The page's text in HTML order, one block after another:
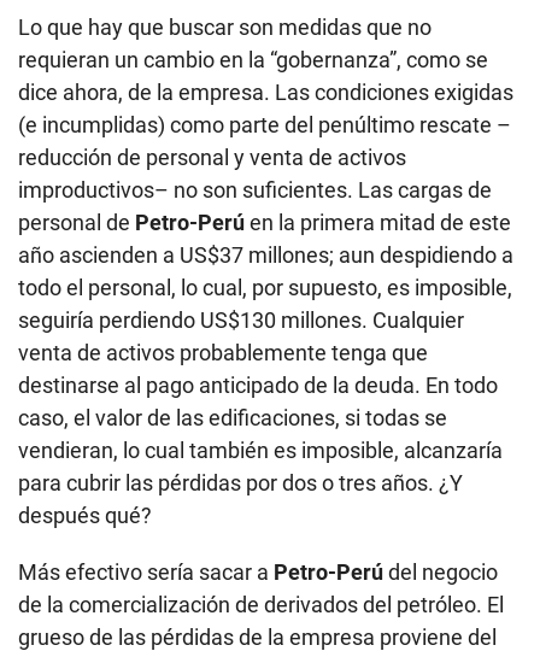
Lo que hay que buscar son medidas que no
requieran un cambio en la “gobernanza”, como se
dice ahora, de la empresa. Las condiciones exigidas
(e incumplidas) como parte del penúltimo rescate –
reducción de personal y venta de activos
improductivos– no son suficientes. Las cargas de
personal de Petro-Perúen la primera mitad de este
año ascienden a US$37 millones; aun despidiendo a
todo el personal, lo cual, por supuesto, es imposible,
seguiría perdiendo US$130 millones. Cualquier
venta de activos probablemente tenga que
destinarse al pago anticipado de la deuda. En todo
caso, el valor de las edificaciones, si todas se
vendieran, lo cual también es imposible, alcanzaría
para cubrir las pérdidas por dos o tres años. ¿Y
después qué?
Más efectivo sería sacar a Petro-Perúdel negocio
de la comercialización de derivados del petróleo. El
grueso de las pérdidas de la empresa proviene del